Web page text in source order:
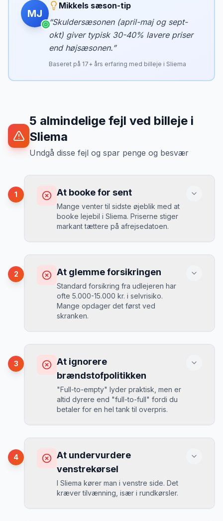
MJ
Mikkels sæson-tip
“Skuldersæsonen (april-maj og sept-
okt) giver typisk 30-40% lavere priser
end højsæsonen.”
Baseret på 17+ års erfaring med billeje i Sliema
5 almindelige fejl ved billeje i
Sliema
Undgå disse fejl og spar penge og besvær
1 At booke for sent
Mange venter til sidste øjeblik med at
booke lejebil i Sliema. Priserne stiger
markant tættere på afrejsedatoen.
Du betaler 30-50% mere, og de bedste
biler er udsolgt.
Løsning
MJ
Mikkels erfaring
“I august 2024 så jeg priserne i Sliema
stige fra 189 kr/dag til 349 kr/dag på
bare 2 uger. Book tidligt! ”
2 At glemme forsikringen
Standard forsikring fra udlejeren har
ofte 5.000-15.000 kr. i selvrisiko.
Mange opdager det først ved
skranken.
Ved selv en mindre skade kan du blive
opkrævet tusindvis af kroner.
Løsning
Book altid med fuld kaskoforsikring uden
MJ
Mikkels erfaring
“
En lille bule i døren kostede mig 8.000
kr. i selvrisiko. Siden har jeg altid
booket med fuld forsikring.
3
At ignorere
brændstofpolitikken
"Full-to-empty" lyder praktisk, men er
altid dyrere end "full-to-full" fordi du
betaler for en hel tank til overpris.
da udlejeren tager høje benzinpriser.
Løsning
4
At undervurdere
venstrekørsel
I Sliema kører man i venstre side. Det
kræver tilvænning, især i rundkørsler.